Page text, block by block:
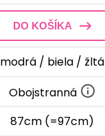
DO KOŠÍKA
modrá / biela / žltá
Obojstranná
87cm (=97cm)